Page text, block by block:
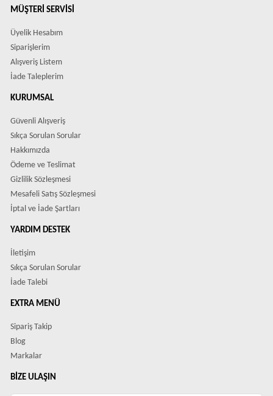
MÜŞTERI SERVISI
Üyelik Hesabım
Siparişlerim
Alışveriş Listem
İade Taleplerim
KURUMSAL
Güvenli Alışveriş
Sıkça Sorulan Sorular
Hakkımızda
Ödeme ve Teslimat
Gizlilik Sözleşmesi
Mesafeli Satış Sözleşmesi
İptal ve İade Şartları
YARDIM DESTEK
İletişim
Sıkça Sorulan Sorular
İade Talebi
EXTRA MENÜ
Sipariş Takip
Blog
Markalar
BIZE ULAŞIN